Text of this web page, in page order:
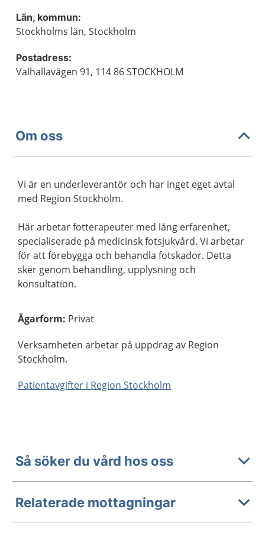
Län, kommun:
Stockholms län, Stockholm
Postadress:
Valhallavägen 91, 114 86 STOCKHOLM
Om oss
Vi är en underleverantör och har inget eget avtal
med Region Stockholm.
Här arbetar fotterapeuter med lång erfarenhet,
specialiserade på medicinsk fotsjukvård. Vi arbetar
för att förebygga och behandla fotskador. Detta
sker genom behandling, upplysning och
konsultation.
Ägarform: Privat
Verksamheten arbetar på uppdrag av Region
Stockholm.
Patientavgifter i Region Stockholm
Så söker du vård hos oss
Relaterade mottagningar